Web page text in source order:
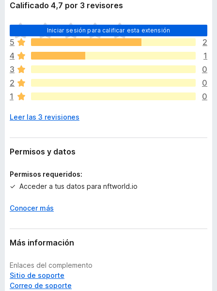
Calificado 4,7 por 3 revisores
Iniciar sesión para calificar esta extensión
T
o
d
a
v
a
n
h
y
v
l
r
c
o
n
s
5
2
4
1
3
0
2
0
1
0
Leer las 3 revisiones
Permisos y datos
Permisos requeridos:
Acceder a tus datos para nftworld.io
Conocer más
Más información
Enlaces del complemento
Sitio de soporte
Correo de soporte